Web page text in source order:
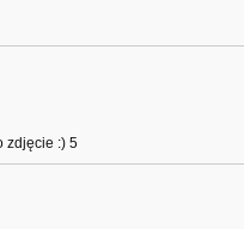
zdjęcie :) 5